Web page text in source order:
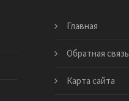
Главная
Обратная связь
Карта сайта